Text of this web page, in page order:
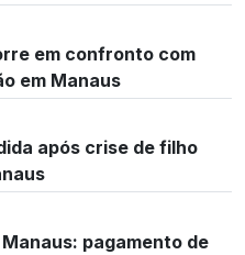
em confronto com
em Manaus
após crise de filho
pagamento de